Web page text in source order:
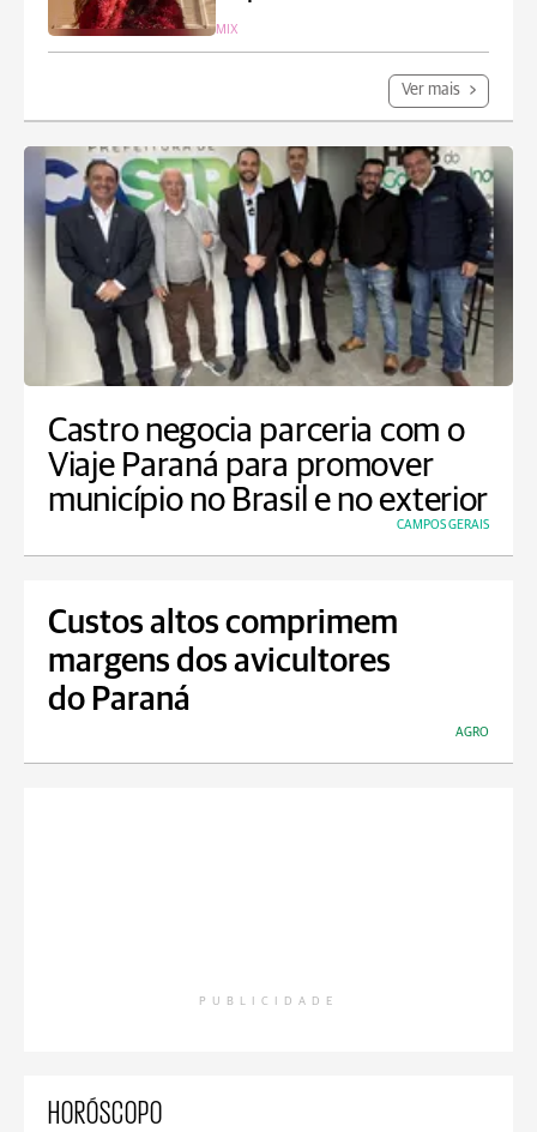
MIX
Ver mais
Castro negocia parceria com o
Viaje Paraná para promover
município no Brasil e no exterior
CAMPOS GERAIS
Custos altos comprimem
margens dos avicultores
do Paraná
AGRO
PUBLICIDADE
HORÓSCOPO